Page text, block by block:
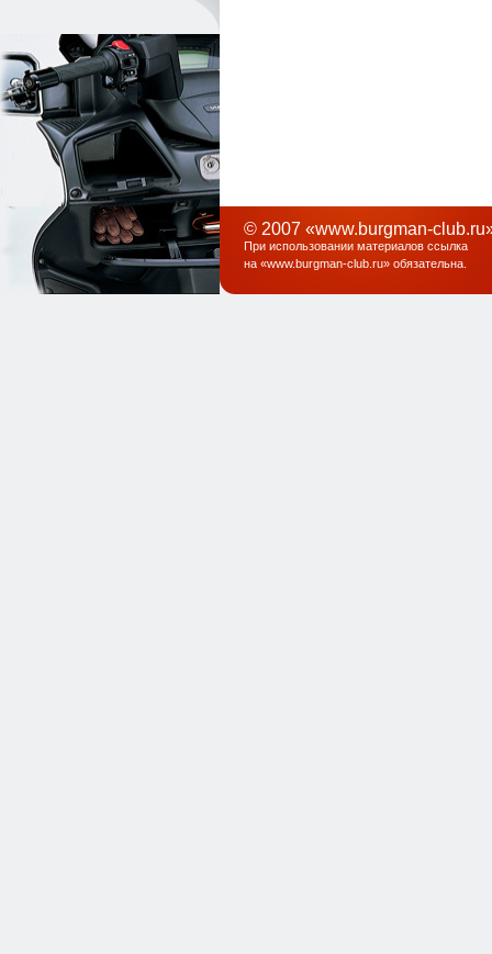
© 2007 «www.burgman-
При использовании материалов ссылка
на «www.burgman-club.ru» обязательна